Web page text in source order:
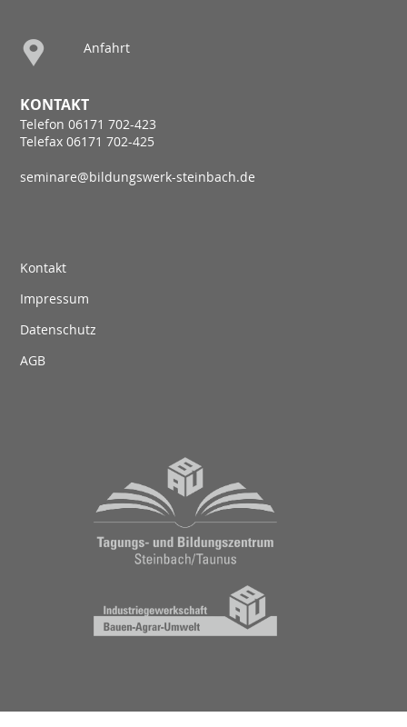
Anfahrt
KONTAKT
Telefon 06171 702-423
Telefax 06171 702-425
seminare@bildungswerk-steinbach.de
Kontakt
Impressum
Datenschutz
AGB